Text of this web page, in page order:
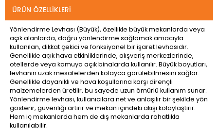
ÜRÜN ÖZELLIKLERI
Yönlendirme Levhası (Büyük), özellikle büyük mekanlarda veya
açık alanlarda, doğru yönlendirme sağlamak amacıyla
kullanılan, dikkat çekici ve fonksiyonel bir işaret levhasıdır.
Genellikle açık hava etkinliklerinde, alışveriş merkezlerinde,
otellerde veya kamuya açık binalarda kullanılır. Büyük boyutları,
levhanın uzak mesafelerden kolayca görülebilmesini sağlar.
Genellikle dayanıklı ve hava koşullarına karşı dirençli
malzemelerden üretilir, bu sayede uzun ömürlü kullanım sunar.
Yönlendirme levhası, kullanıcılara net ve anlaşılır bir şekilde yön
gösterir, güvenliği artırır ve mekan içindeki akışı kolaylaştırır.
Hem iç mekanlarda hem de dış mekanlarda rahatlıkla
kullanılabilir.